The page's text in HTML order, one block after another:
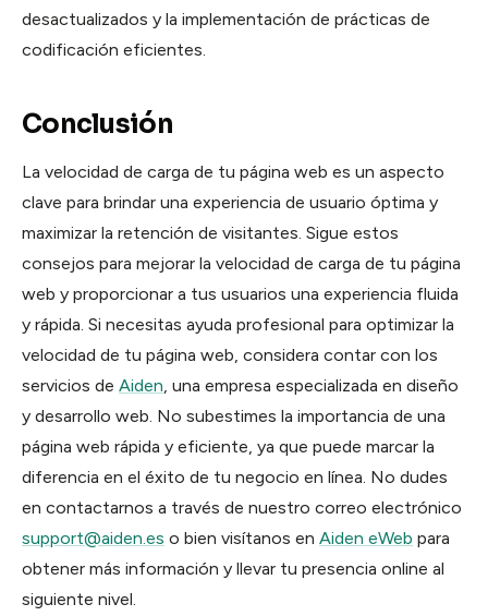
desactualizados y la implementación de prácticas de
codificación eficientes.
Conclusión
La velocidad de carga de tu página web es un aspecto
clave para brindar una experiencia de usuario óptima y
maximizar la retención de visitantes. Sigue estos
consejos para mejorar la velocidad de carga de tu página
web y proporcionar a tus usuarios una experiencia fluida
y rápida. Si necesitas ayuda profesional para optimizar la
velocidad de tu página web, considera contar con los
servicios de Aiden, una empresa especializada en diseño
y desarrollo web. No subestimes la importancia de una
página web rápida y eficiente, ya que puede marcar la
diferencia en el éxito de tu negocio en línea. No dudes
en contactarnos a través de nuestro correo electrónico
support@aiden.es o bien visítanos en Aiden eWeb para
obtener más información y llevar tu presencia online al
siguiente nivel.